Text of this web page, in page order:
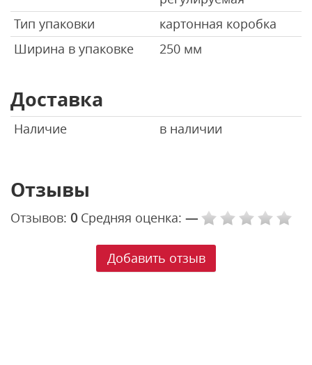
Тип упаковки
картонная коробка
Ширина в упаковке
250 мм
Доставка
Наличие в наличии
Отзывы
Отзывов: 0 Средняя оценка: —
Добавить отзыв